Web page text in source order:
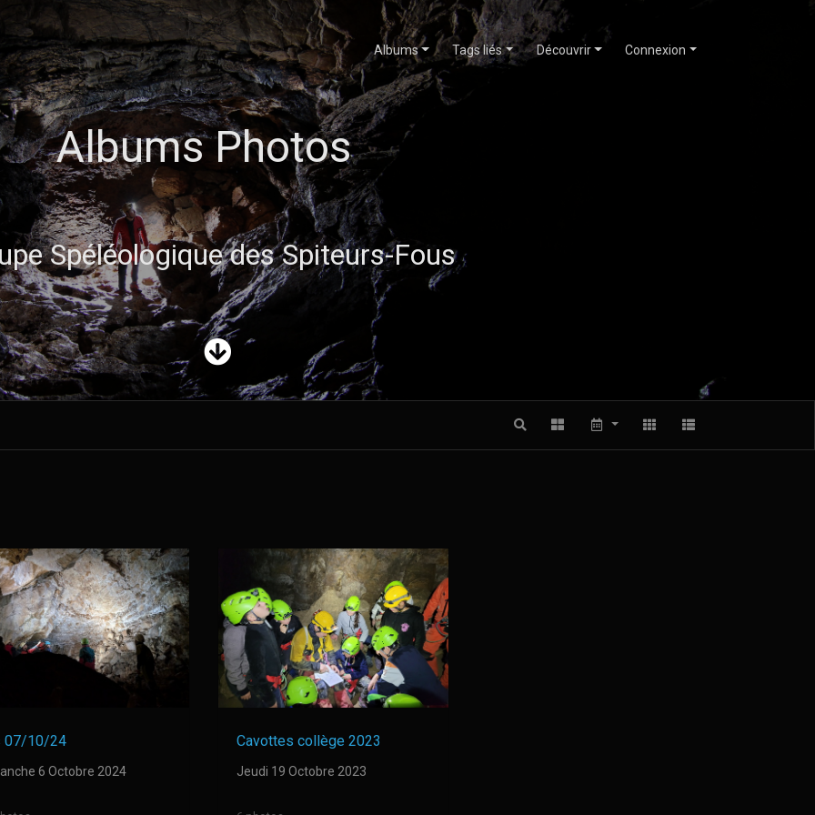
Albums Tags liés Découvrir Connexion
Albums Photos
Spéléologique des Spiteurs-Fous
07/10/24
6 Octobre 2024
Cavottes collège 2023
Jeudi 19 Octobre 2023